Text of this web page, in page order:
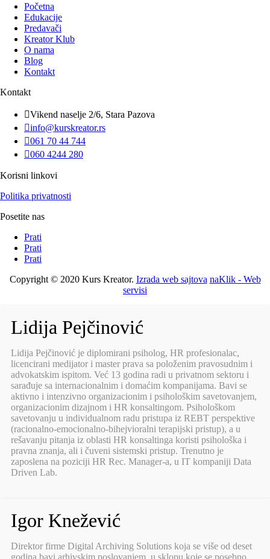
Početna
Edukacije
Predavači
Kreator Klub
O nama
Blog
Kontakt
Kontakt
Vikend naselje 2/6, Stara Pazova
info@kurskreator.rs
061 70 44 744
060 4244 280
Korisni linkovi
Politika privatnosti
Posetite nas
Prati
Prati
Prati
Copyright © 2020 Kurs Kreator. Izrada web sajtova naKlik - Web
servisi
Lidija Pejčinović
Lidija Pejčinović je diplomirani psiholog, HR profesionalac,
licencirani medijator i master prava sa položenim pravosudnim i
advokatskim ispitom. Već 13 godina radi u privatnom sektoru i
sarađuje sa internacionalnim i domaćim kompanijama. Bavi se
aktivno i intenzivno organizacionim i psihološkim savetovanjem,
organizacionim dizajnom i HR konsaltingom. Psihološkom
savetovanju u individualnom radu pristupa iz REBT perspektive
(racionalno-emocionalno-bihejvioralni terapijski pristup), a u
rešavanju pitanja iz oblasti HR konsaltinga koristi psihološka i
pravna znanja, ali i čuveni sistemski pristup. Trenutno je
zaposlena na poziciji HR Rec. Manager-a, u IT kompaniji Data
Driven Lab.
Igor Knežević
Direktor firme Digital Archiving Solutions koja se više od deset
godina bavi arhivskim poslovanjem, u sklopu koje se posebno